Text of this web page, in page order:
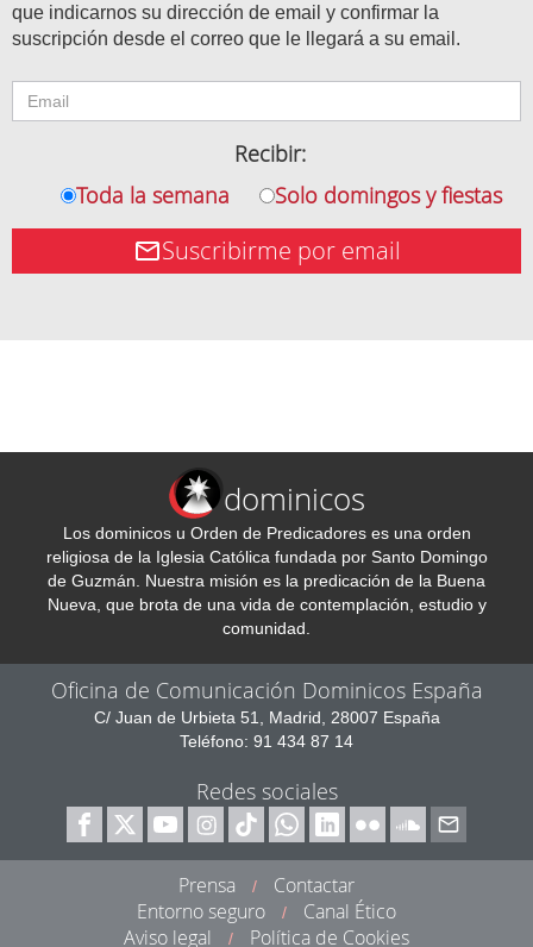
que indicarnos su dirección de email y confirmar la
suscripción desde el correo que le llegará a su email.
Recibir:
Toda la semana
Solo domingos y fiestas
Suscribirme por email
dominicos
Los dominicos u Orden de Predicadores es una orden
religiosa de la Iglesia Católica fundada por Santo Domingo
de Guzmán. Nuestra misión es la predicación de la Buena
Nueva, que brota de una vida de contemplación, estudio y
comunidad.
Oficina de Comunicación Dominicos España
C/ Juan de Urbieta 51, Madrid, 28007 España
Teléfono: 91 434 87 14
Redes sociales
Prensa /
Contactar
Entorno seguro
/
Canal Ético
Aviso legal
/ Política de Cookies